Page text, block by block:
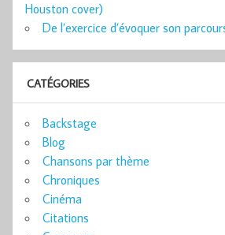
Houston cover)
De l’exercice d’évoquer son
CATÉGORIES
Backstage
Blog
Chansons par thème
Chroniques
Cinéma
Citations